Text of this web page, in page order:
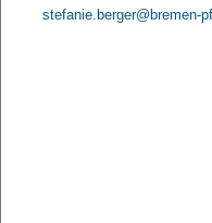
stefanie.berger@bremen-